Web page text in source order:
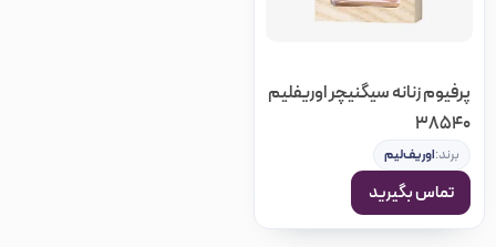
پرفیوم زنانه سیگنیچر اوریفلیم
38540
برند:اوریف‌لیم
تماس بگیرید